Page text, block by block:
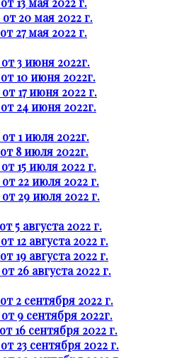
20 мая 2022 г.
27 мая 2022 г.
3 июня 2022г.
10 июня 2022г.
17 июня 2022 г.
24 июня 2022г.
1 июля 2022г.
8 июля 2022г.
15 июля 2022 г.
22 июля 2022 г.
29 июля 2022 г.
5 августа 2022 г.
12 августа 2022 г.
19 августа 2022 г.
26 августа 2022 г.
2 сентября 2022 г.
9 сентября 2022г.
16 сентября 2022 г.
23 сентября 2022 г.